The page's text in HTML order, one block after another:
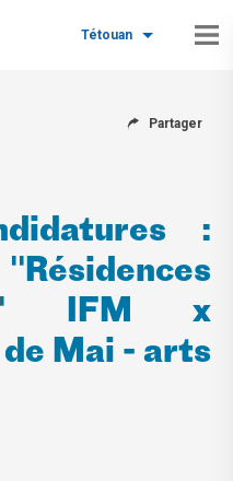
Tétouan
Partager
:
IFM x
Mai - arts